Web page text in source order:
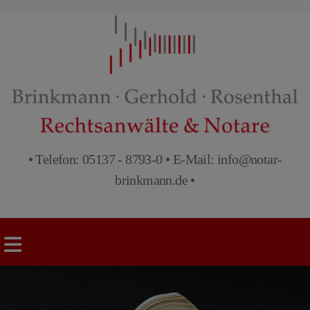
• Telefon: 05137 - 8793-0 • E-Mail: info@notar-
brinkmann.de •